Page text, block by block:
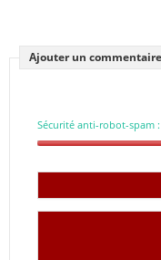
Ajouter un commentaire
Sécurité anti-robot-spam